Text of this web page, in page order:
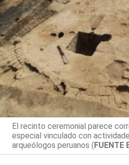
El recinto ceremonial parece
especial vinculado con
arqueólogos peruanos (FUENTE